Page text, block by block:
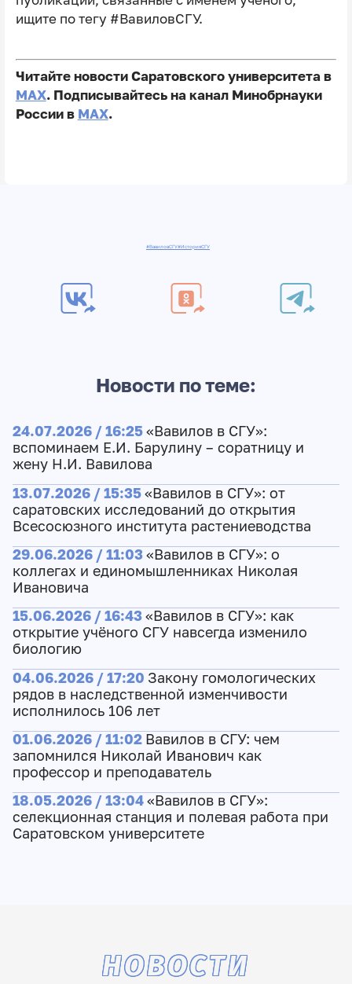
ищите по тегу #ВавиловСГУ.
Читайте новости Саратовского университета в
MAX. Подписывайтесь на канал Минобрнауки
России в MAX.
#ВавиловСГУ#ИсторияСГУ
Новости по теме:
24.07.2026 / 16:25«Вавилов в СГУ»:
вспоминаем Е.И. Барулину – соратницу и
жену Н.И. Вавилова
13.07.2026 / 15:35«Вавилов в СГУ»: от
саратовских исследований до открытия
Всесосюзного института растениеводства
29.06.2026 / 11:03«Вавилов в СГУ»: о
коллегах и единомышленниках Николая
Ивановича
15.06.2026 / 16:43«Вавилов в СГУ»: как
открытие учёного СГУ навсегда изменило
биологию
04.06.2026 / 17:20 Закону гомологических
рядов в наследственной изменчивости
исполнилось 106 лет
01.06.2026 / 11:02 Вавилов в СГУ: чем
запомнился Николай Иванович как
профессор и преподаватель
18.05.2026 / 13:04«Вавилов в СГУ»:
cелекционная станция и полевая работа при
Саратовском университете
НОВОСТИ